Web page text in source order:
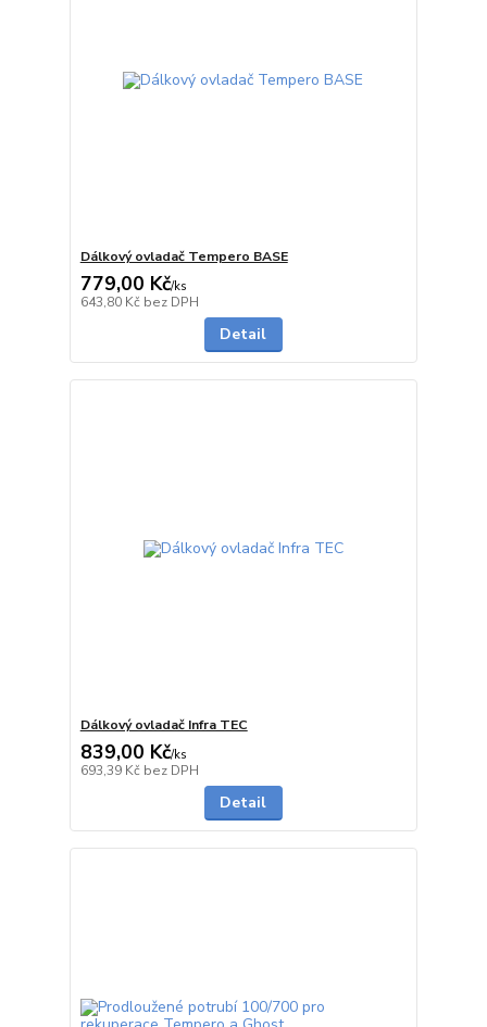
Dálkový ovladač Tempero BASE
779,00 Kč/ks
643,80 Kč bez DPH
Detail
Dálkový ovladač Infra TEC
839,00 Kč/ks
693,39 Kč bez DPH
Detail